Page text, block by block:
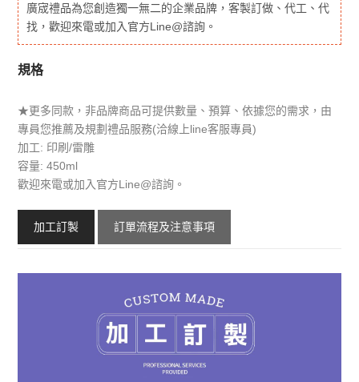
廣宬禮品為您創造獨一無二的企業品牌，客製訂做、代工、代
找，歡迎來電或加入官方Line@諮詢。
規格
★更多同款，非品牌商品可提供數量、預算、依據您的需求，由
專員您推薦及規劃禮品服務(洽線上line客服專員)
加工: 印刷/雷雕
容量: 450ml
歡迎來電或加入官方Line@諮詢。
加工訂製 訂單流程及注意事項